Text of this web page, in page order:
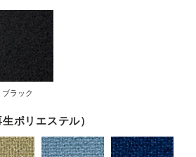
ブラック
ポリエステル）